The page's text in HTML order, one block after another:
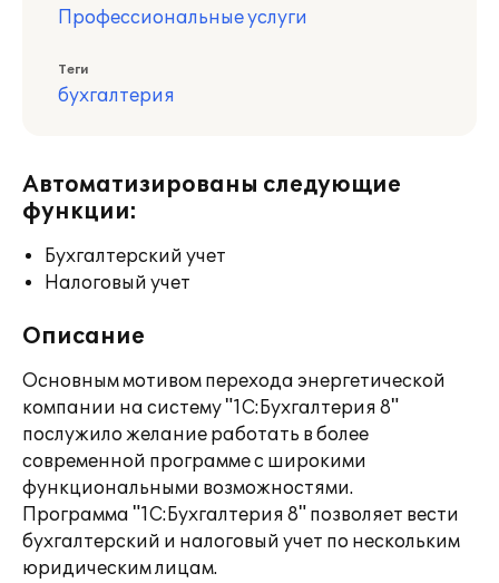
Профессиональные услуги
Теги
бухгалтерия
Автоматизированы следующие
функции:
Бухгалтерский учет
Налоговый учет
Описание
Основным мотивом перехода энергетической
компании на систему "1С:Бухгалтерия 8"
послужило желание работать в более
современной программе с широкими
функциональными возможностями.
Программа "1С:Бухгалтерия 8" позволяет вести
бухгалтерский и налоговый учет по нескольким
юридическим лицам.